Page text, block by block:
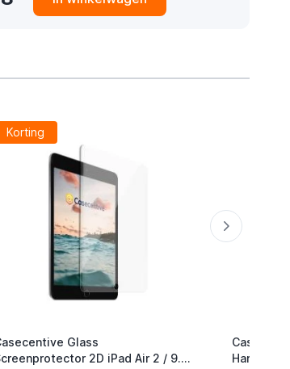
Korting
Glass
2D iPad Air 2 / 9.7
Hardcase